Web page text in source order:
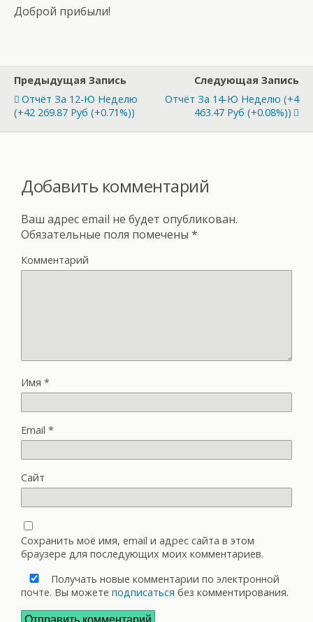
Доброй прибыли!
Предыдущая Запись
Отчёт За 12-Ю Неделю
(+42 269.87 Руб (+0.71%))
Следующая Запись
Отчёт За 14-Ю Неделю (+4
463.47 Руб (+0.08%))
Добавить комментарий
Ваш адрес email не будет опубликован.
Обязательные поля помечены *
Комментарий
Имя *
Email *
Сайт
Сохранить моё имя, email и адрес сайта в этом
браузере для последующих моих комментариев.
Получать новые комментарии по электронной
почте. Вы можете подписаться без комментирования.